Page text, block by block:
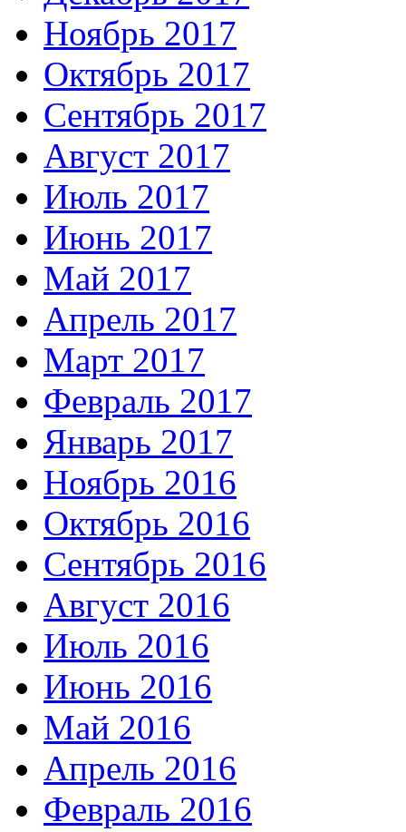
Ноябрь 2017
Октябрь 2017
Сентябрь 2017
Август 2017
Июль 2017
Июнь 2017
Май 2017
Апрель 2017
Март 2017
Февраль 2017
Январь 2017
Ноябрь 2016
Октябрь 2016
Сентябрь 2016
Август 2016
Июль 2016
Июнь 2016
Май 2016
Апрель 2016
Февраль 2016